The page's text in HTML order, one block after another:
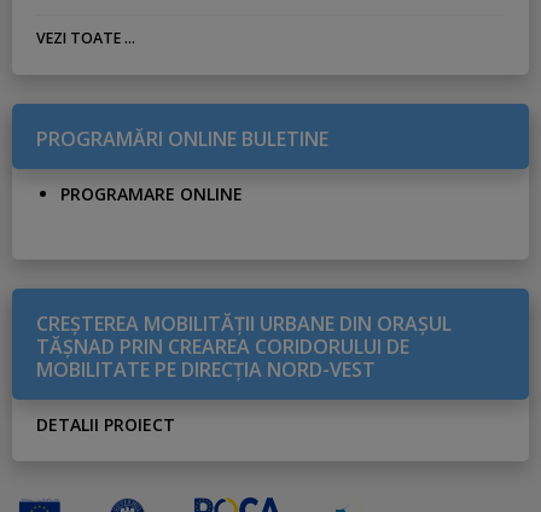
VEZI TOATE ...
PROGRAMĂRI ONLINE BULETINE
PROGRAMARE ONLINE
CREŞTEREA MOBILITĂŢII URBANE DIN ORAŞUL
TĂŞNAD PRIN CREAREA CORIDORULUI DE
MOBILITATE PE DIRECŢIA NORD-VEST
DETALII PROIECT